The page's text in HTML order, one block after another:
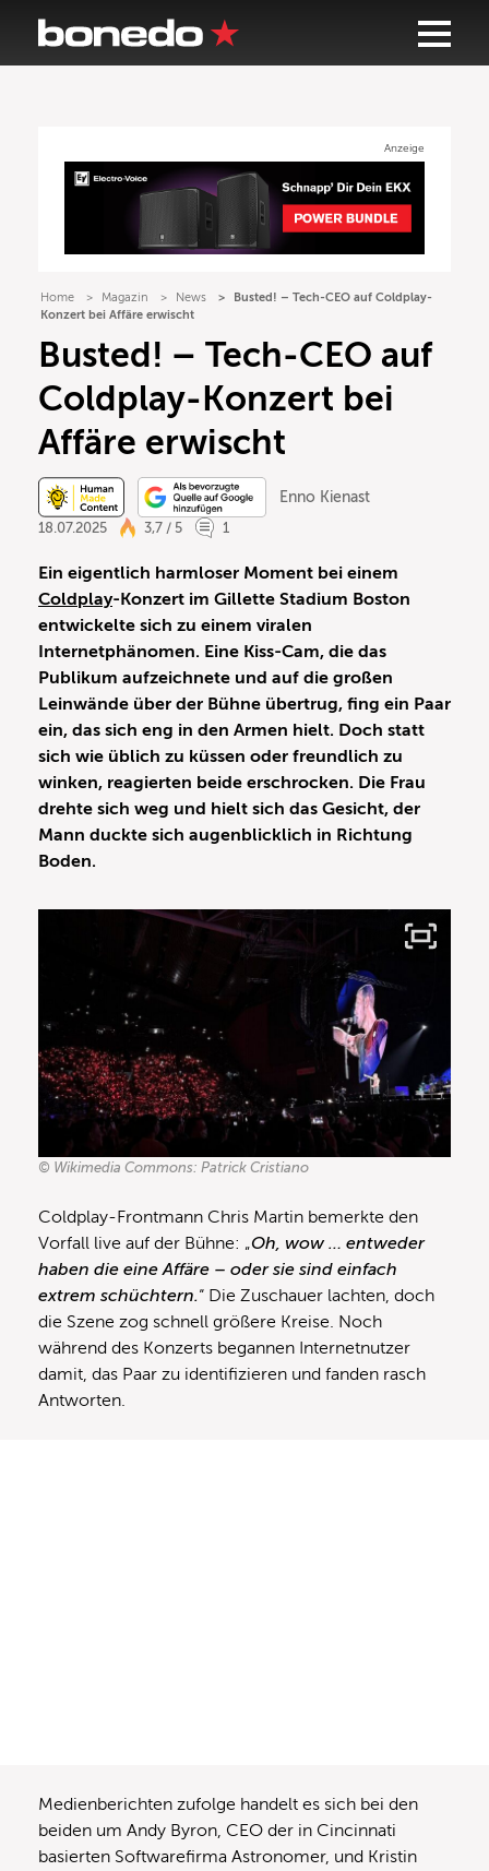
Anzeige
Home Magazin News
Busted! – Tech-CEO auf Coldplay-
Konzert bei Affäre erwischt
Busted! – Tech-CEO auf
Coldplay-Konzert bei
Affäre erwischt
Enno Kienast
18.07.2025
3,7 / 5 1
Ein eigentlich harmloser Moment bei einem
Coldplay-Konzert im Gillette Stadium Boston
entwickelte sich zu einem viralen
Internetphänomen. Eine Kiss-Cam, die das
Publikum aufzeichnete und auf die großen
Leinwände über der Bühne übertrug, fing ein Paar
ein, das sich eng in den Armen hielt. Doch statt
sich wie üblich zu küssen oder freundlich zu
winken, reagierten beide erschrocken. Die Frau
drehte sich weg und hielt sich das Gesicht, der
Mann duckte sich augenblicklich in Richtung
Boden.
© Wikimedia Commons: Patrick Cristiano
Coldplay-Frontmann Chris Martin bemerkte den
Vorfall live auf der Bühne: „Oh, wow … entweder
haben die eine Affäre – oder sie sind einfach
extrem schüchtern.“ Die Zuschauer lachten, doch
die Szene zog schnell größere Kreise. Noch
während des Konzerts begannen Internetnutzer
damit, das Paar zu identifizieren und fanden rasch
Antworten.
Medienberichten zufolge handelt es sich bei den
beiden um Andy Byron, CEO der in Cincinnati
basierten Softwarefirma Astronomer, und Kristin